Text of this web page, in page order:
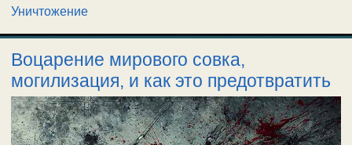
Уничтожение
Воцарение мирового совка,
могилизация, и как это предотвратить